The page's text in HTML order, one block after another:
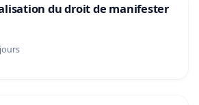
du droit de manifester